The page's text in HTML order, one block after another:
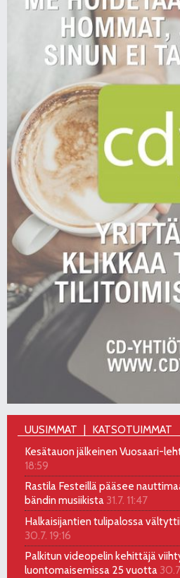
UUSIMMAT
KATSOTUIMMAT
Kesätauon jälkeinen Vuosaari-
18:59
Rastila Festeillä pääsee
bändin musiikista 31.7. 11:47
Halkaisijantien tulipalossa
30.7. 19:16
Palkitun videopelin kehittäjä
luontomaisemissa 25 vuotta